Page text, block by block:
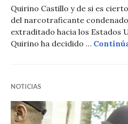
Quirino Castillo y de si es
del narcotraficante
extraditado hacia los Estados
Quirino ha decidido …
NOTICIAS